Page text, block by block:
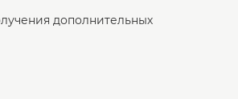
дополнительных